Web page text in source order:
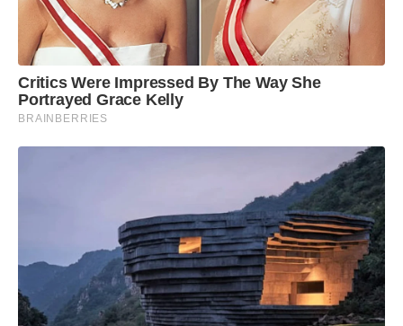
Critics Were Impressed By The Way She
Portrayed Grace Kelly
BRAINBERRIES